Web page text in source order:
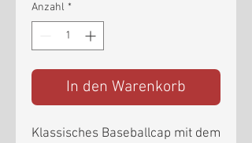
Anzahl *
In den Warenkorb
Klassisches Baseballcap mit dem